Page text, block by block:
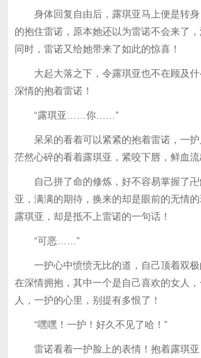
身体回复自由后，露琪亚马上便是转身
的抱住雷诺，原本她还以为雷诺不会来了
同时，雷诺又给她带来了如此的惊喜！
大起大落之下，令露琪亚也不在顾及什
深情的抱着雷诺！
“露琪亚……你……”
呆呆的看着可以紧紧的抱着雷诺，一护
茫然心碎的看着露琪亚，紧咬下唇，鲜血流
自己拼了命的修炼，好不容易掌握了卍
亚，满满的期待，换来的却是眼前的无情
露琪亚，却是抵不上雷诺的一句话！
“可恶……”
一护心中愤愤无比的道，自己顶着双极
在深情拥抱，其中一个是自己喜欢的女人
人，一护的心里，别提有多恨了！
“嘿嘿！一护！好久不见了哈！”
雷诺看着一护脸上的表情！抱着露琪亚